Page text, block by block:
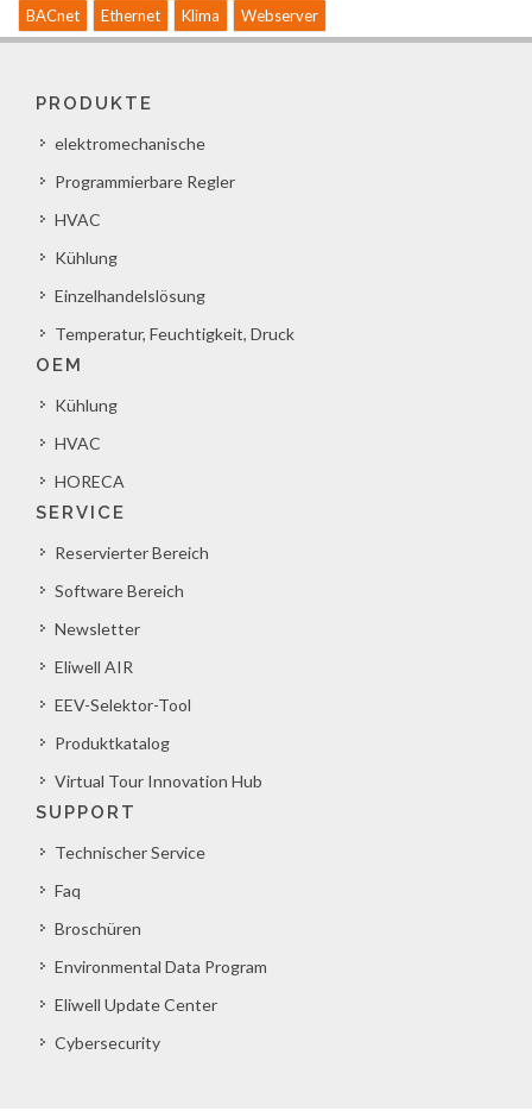
BACnet
Ethernet Klima Webserver
PRODUKTE
elektromechanische
Programmierbare Regler
HVAC
Kühlung
Einzelhandelslösung
Temperatur, Feuchtigkeit, Druck
OEM
Kühlung
HVAC
HORECA
SERVICE
Reservierter Bereich
Software Bereich
Newsletter
Eliwell AIR
EEV-Selektor-Tool
Produktkatalog
Virtual Tour Innovation Hub
SUPPORT
Technischer Service
Faq
Broschüren
Environmental Data Program
Eliwell Update Center
Cybersecurity